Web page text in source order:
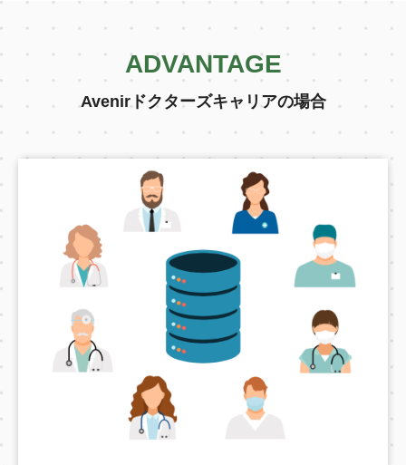
ADVANTAGE
Avenirドクターズキャリアの場合